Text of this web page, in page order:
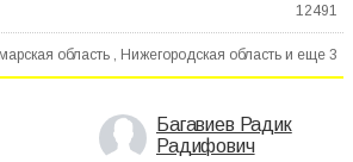
12491
область , Нижегородская область и еще 3
Багавиев Радик
Радифович